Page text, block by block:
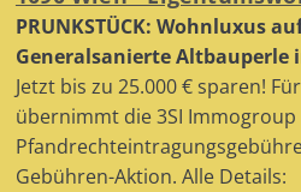
PRUNKSTÜCK: Wohnluxus
Generalsanierte Altbauperle
Jetzt bis zu 25.000 € sparen!
übernimmt die 3SI
Gebühren-Aktion. Alle Details: